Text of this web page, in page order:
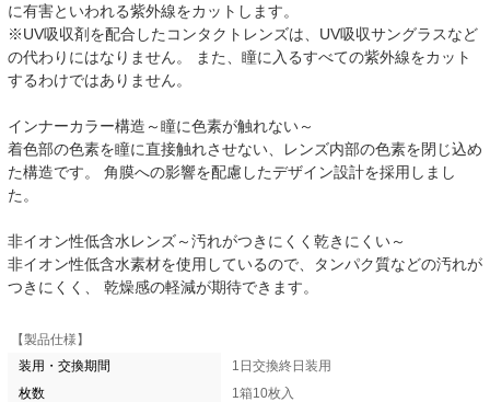
に有害といわれる紫外線をカットします。
※UV吸収剤を配合したコンタクトレンズは、UV吸収サングラスなど
の代わりにはなりません。 また、瞳に入るすべての紫外線をカット
するわけではありません。
インナーカラー構造～瞳に色素が触れない～
着色部の色素を瞳に直接触れさせない、レンズ内部の色素を閉じ込め
た構造です。 角膜への影響を配慮したデザイン設計を採用しまし
た。
非イオン性低含水レンズ～汚れがつきにくく乾きにくい～
非イオン性低含水素材を使用しているので、タンパク質などの汚れが
つきにくく、 乾燥感の軽減が期待できます。
【製品仕様】
装用・交換期間
1日交換終日装用
枚数
1箱10枚入